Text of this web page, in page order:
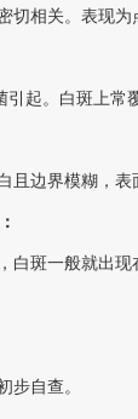
切相关。表现为
起。白斑上常
边界模糊，表
，白斑一般就出
自查。